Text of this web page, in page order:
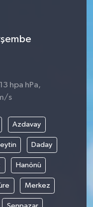
hpa hPa,
s
Azdavay
Daday
Hanönü
Merkez